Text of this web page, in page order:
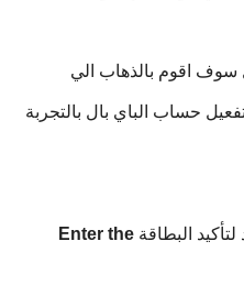
حساب الباي بال بالتجربة
Enter the